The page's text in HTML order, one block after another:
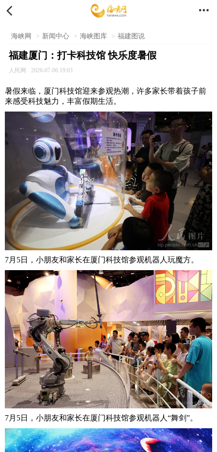
 
海峡网 > 新闻中心 > 海峡图库 > 福建图说
福建厦门：打卡科技馆 快乐度暑假
人民网 2026-07-06 19:03
暑假来临，厦门科技馆迎来参观热潮，许多家长带着孩子前
来感受科技魅力，丰富假期生活。
7月5日，小朋友和家长在厦门科技馆参观机器人玩魔方。
7月5日，小朋友和家长在厦门科技馆参观机器人“舞剑”。